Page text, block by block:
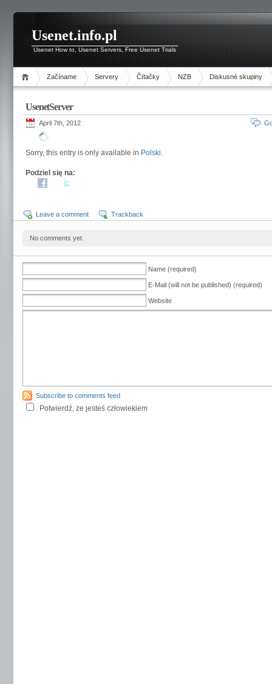
Usenet.info.pl
Usenet How to, Usenet Servers, Free Usenet Trials
Začíname Servery Čítačky NZB Diskusné skupiny
UsenetServer
April 7th, 2012
Sorry, this entry is only available in Polski.
Podziel się na:
Leave a comment Trackback
No comments yet.
Name (required)
E-Mail (will not be published) (required)
Website
Subscribe to comments feed
Potwierdź, że jesteś człowiekiem